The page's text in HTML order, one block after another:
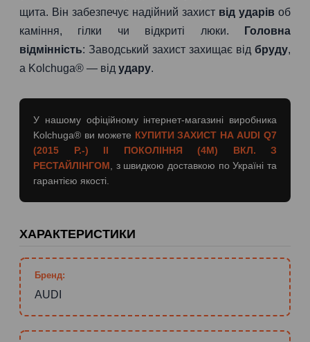
щита. Він забезпечує надійний захист від ударів об
каміння, гілки чи відкриті люки.
Головна
відмінність: Заводський захист захищає від бруду,
а Kolchuga® — від удару.
У нашому офіційному інтернет-магазині виробника
Kolchuga® ви можете КУПИТИ ЗАХИСТ НА AUDI Q7
(2015 Р.-) II ПОКОЛІННЯ (4M) ВКЛ. З
РЕСТАЙЛІНГОМ , з швидкою доставкою по Україні та
гарантією якості.
ХАРАКТЕРИСТИКИ
Бренд:
AUDI